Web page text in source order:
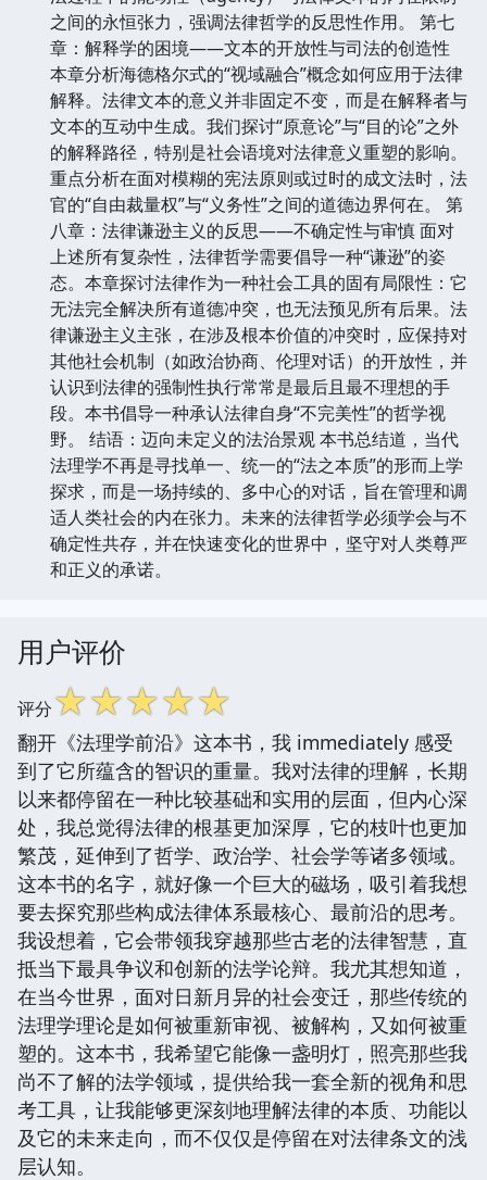
之间的永恒张力，强调法律哲学的反思性作用。 第七
章：解释学的困境——文本的开放性与司法的创造性
本章分析海德格尔式的“视域融合”概念如何应用于法律
解释。法律文本的意义并非固定不变，而是在解释者与
文本的互动中生成。我们探讨“原意论”与“目的论”之外
的解释路径，特别是社会语境对法律意义重塑的影响。
重点分析在面对模糊的宪法原则或过时的成文法时，法
官的“自由裁量权”与“义务性”之间的道德边界何在。 第
八章：法律谦逊主义的反思——不确定性与审慎 面对
上述所有复杂性，法律哲学需要倡导一种“谦逊”的姿
态。本章探讨法律作为一种社会工具的固有局限性：它
无法完全解决所有道德冲突，也无法预见所有后果。法
律谦逊主义主张，在涉及根本价值的冲突时，应保持对
其他社会机制（如政治协商、伦理对话）的开放性，并
认识到法律的强制性执行常常是最后且最不理想的手
段。本书倡导一种承认法律自身“不完美性”的哲学视
野。 结语：迈向未定义的法治景观 本书总结道，当代
法理学不再是寻找单一、统一的“法之本质”的形而上学
探求，而是一场持续的、多中心的对话，旨在管理和调
适人类社会的内在张力。未来的法律哲学必须学会与不
确定性共存，并在快速变化的世界中，坚守对人类尊严
和正义的承诺。
用户评价
评分☆☆☆☆☆
翻开《法理学前沿》这本书，我 immediately 感受
到了它所蕴含的智识的重量。我对法律的理解，长期
以来都停留在一种比较基础和实用的层面，但内心深
处，我总觉得法律的根基更加深厚，它的枝叶也更加
繁茂，延伸到了哲学、政治学、社会学等诸多领域。
这本书的名字，就好像一个巨大的磁场，吸引着我想
要去探究那些构成法律体系最核心、最前沿的思考。
我设想着，它会带领我穿越那些古老的法律智慧，直
抵当下最具争议和创新的法学论辩。我尤其想知道，
在当今世界，面对日新月异的社会变迁，那些传统的
法理学理论是如何被重新审视、被解构，又如何被重
塑的。这本书，我希望它能像一盏明灯，照亮那些我
尚不了解的法学领域，提供给我一套全新的视角和思
考工具，让我能够更深刻地理解法律的本质、功能以
及它的未来走向，而不仅仅是停留在对法律条文的浅
层认知。